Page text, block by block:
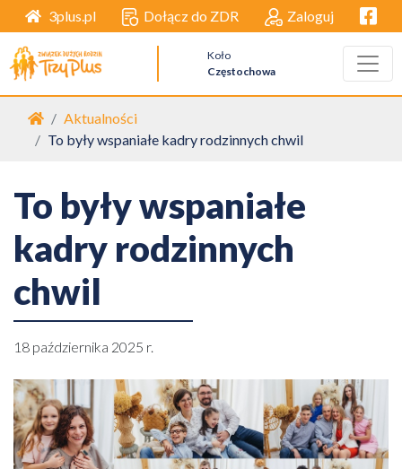
3plus.pl Dołącz do ZDR Zaloguj
Koło
Częstochowa
Strona główna
Aktualności
To były wspaniałe kadry rodzinnych chwil
To były wspaniałe
kadry rodzinnych
chwil
18 października 2025 r.